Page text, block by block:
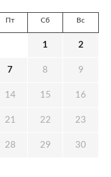
Пт Сб Вс
1 2
7 8 9
14 15 16
21 22 23
28 29 30